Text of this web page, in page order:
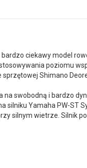
ciekawy model
poziomu
Shimano
swobodną i bardzo
silniku Yamaha PW-ST
silnym wietrze. Silnik